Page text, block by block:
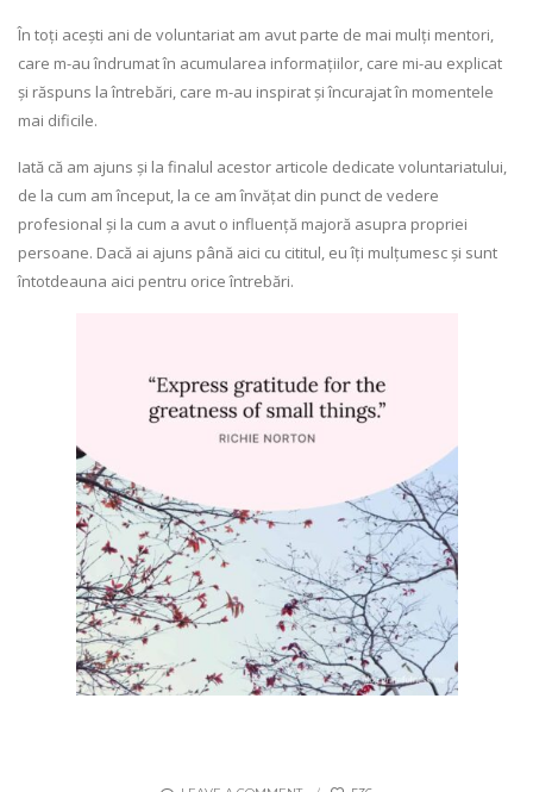
În toți acești ani de voluntariat am avut parte de mai mulți mentori,
care m-au îndrumat în acumularea informațiilor, care mi-au explicat
și răspuns la întrebări, care m-au inspirat și încurajat în momentele
mai dificile.
Iată că am ajuns și la finalul acestor articole dedicate voluntariatului,
de la cum am început, la ce am învățat din punct de vedere
profesional și la cum a avut o influență majoră asupra propriei
persoane. Dacă ai ajuns până aici cu cititul, eu îți mulțumesc și sunt
întotdeauna aici pentru orice întrebări.